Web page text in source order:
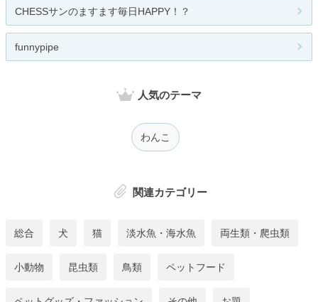
CHESSサンのますます毎日HAPPY！？
funnypipe
人気のテーマ
わんこ
関連カテゴリー
総合 犬 猫 淡水魚・海水魚 両生類・爬虫類
小動物 昆虫類 鳥類 ペットフード